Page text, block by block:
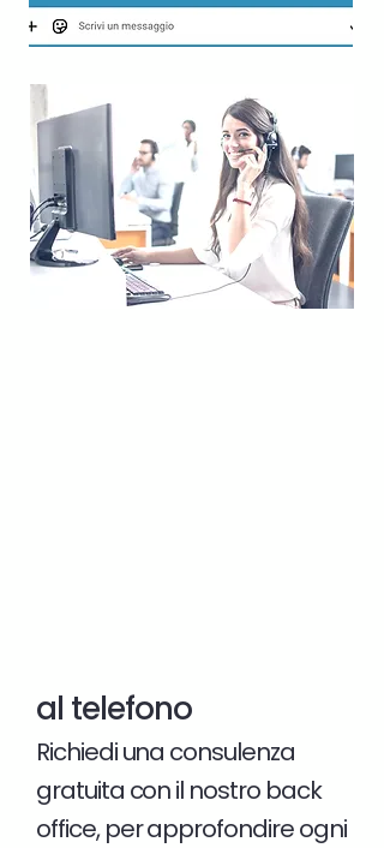
al telefono
Richiedi una consulenza
gratuita con il nostro back
office, per approfondire ogni